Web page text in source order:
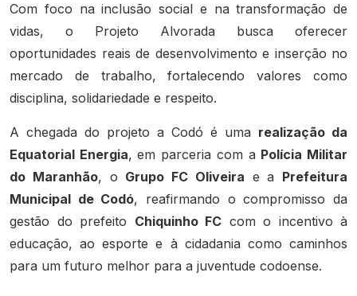
Com foco na inclusão social e na transformação de
vidas, o Projeto Alvorada busca oferecer
oportunidades reais de desenvolvimento e inserção no
mercado de trabalho, fortalecendo valores como
disciplina, solidariedade e respeito.
A chegada do projeto a Codó é uma realização da
Equatorial Energia, em parceria com a Polícia Militar
do Maranhão, o Grupo FC Oliveira e a Prefeitura
Municipal de Codó, reafirmando o compromisso da
gestão do prefeito Chiquinho FC com o incentivo à
educação, ao esporte e à cidadania como caminhos
para um futuro melhor para a juventude codoense.